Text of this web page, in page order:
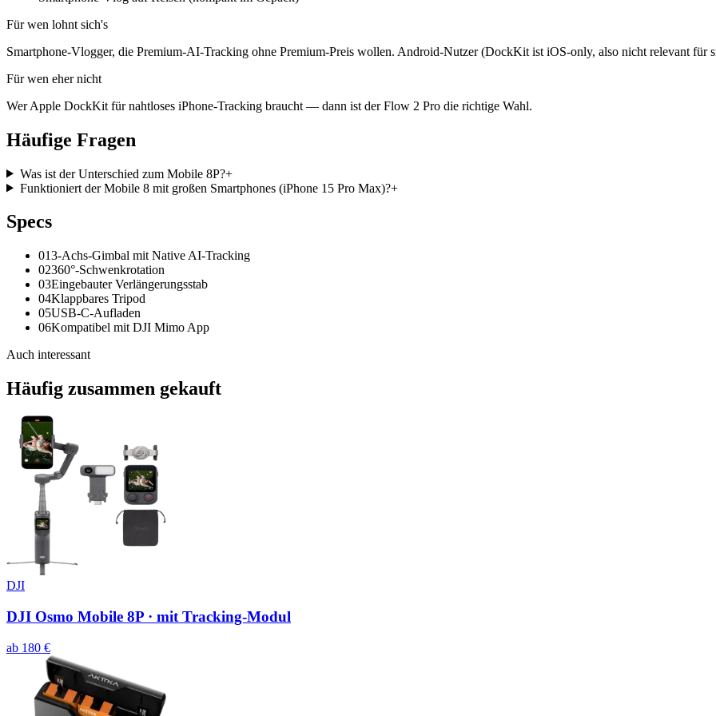
Für wen lohnt sich's
Smartphone-Vlogger, die Premium-AI-Tracking ohne Premium-Preis wollen. Android-Nutzer (DockKit ist iOS-only, also nicht relevant für
Für wen eher nicht
Wer Apple DockKit für nahtloses iPhone-Tracking braucht — dann ist der Flow 2 Pro die richtige Wahl.
Häufige Fragen
Was ist der Unterschied zum Mobile 8P?+
Funktioniert der Mobile 8 mit großen Smartphones (iPhone 15 Pro Max)?+
Specs
013-Achs-Gimbal mit Native AI-Tracking
02360°-Schwenkrotation
03Eingebauter Verlängerungsstab
04Klappbares Tripod
05USB-C-Aufladen
06Kompatibel mit DJI Mimo App
Auch interessant
Häufig zusammen gekauft
DJI
DJI Osmo Mobile 8P · mit Tracking-Modul
ab 180 €